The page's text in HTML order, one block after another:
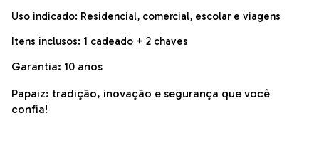
Uso indicado: Residencial, comercial, escolar e viagens
Itens inclusos: 1 cadeado + 2 chaves
Garantia: 10 anos
Papaiz: tradição, inovação e segurança que você
confia!